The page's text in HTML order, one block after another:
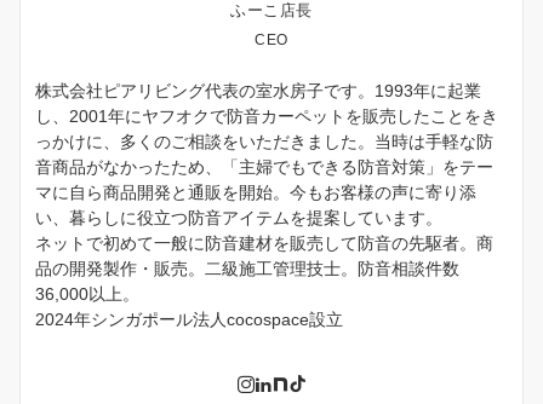
ふーこ店長
CEO
株式会社ピアリビング代表の室水房子です。1993年に起業
し、2001年にヤフオクで防音カーペットを販売したことをき
っかけに、多くのご相談をいただきました。当時は手軽な防
音商品がなかったため、「主婦でもできる防音対策」をテー
マに自ら商品開発と通販を開始。今もお客様の声に寄り添
い、暮らしに役立つ防音アイテムを提案しています。
ネットで初めて一般に防音建材を販売して防音の先駆者。商
品の開発製作・販売。二級施工管理技士。防音相談件数
36,000以上。
2024年シンガポール法人cocospace設立